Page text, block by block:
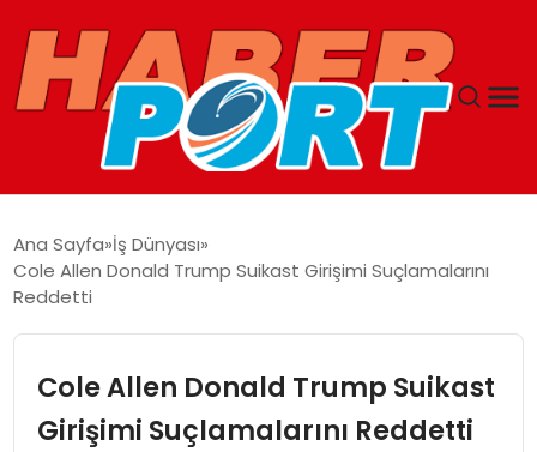
GUNCEL
Ana Sayfa İş Dünyası
Cole Allen Donald Trump Suikast Girişimi Suçlamalarını
Reddetti
Cole Allen Donald Trump Suikast
Girişimi Suçlamalarını Reddetti